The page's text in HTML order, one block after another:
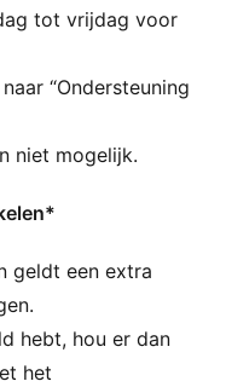
en superieur
tot vrijdag voor
“Ondersteuning
niet mogelijk.
geldt een extra
hebt, hou er dan
het